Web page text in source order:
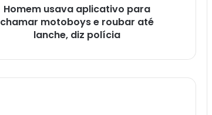
Homem usava aplicativo para
chamar motoboys e roubar até
lanche, diz polícia